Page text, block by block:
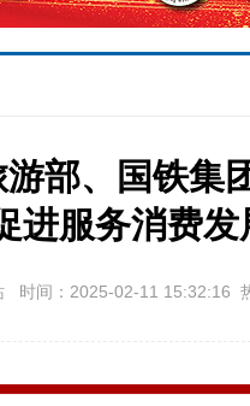
部、国铁集
进服务消费
时间：2025-02-11 15:32:16